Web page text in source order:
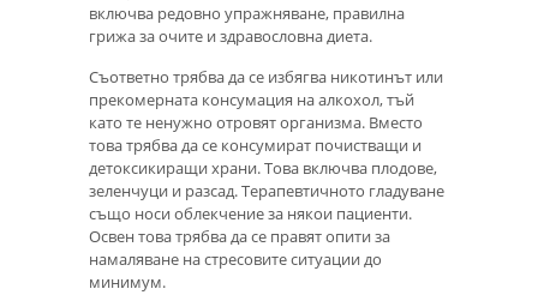
включва редовно упражняване, правилна
грижа за очите и здравословна диета.
Съответно трябва да се избягва никотинът или
прекомерната консумация на алкохол, тъй
като те ненужно отровят организма. Вместо
това трябва да се консумират почистващи и
детоксикиращи храни. Това включва плодове,
зеленчуци и разсад. Терапевтичното гладуване
също носи облекчение за някои пациенти.
Освен това трябва да се правят опити за
намаляване на стресовите ситуации до
минимум.